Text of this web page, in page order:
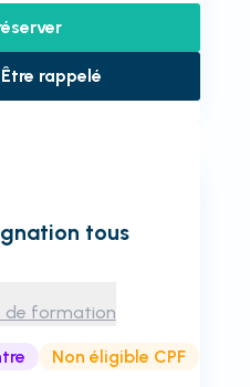
rappelé
tous
de formation
Non éligible CPF